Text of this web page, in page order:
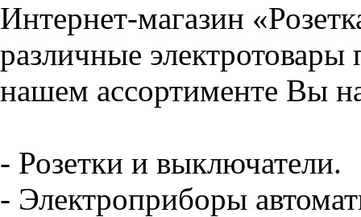
Интернет-магазин
различные
нашем ассортименте Вы
- Розетки и выключатели.
- Электроприборы